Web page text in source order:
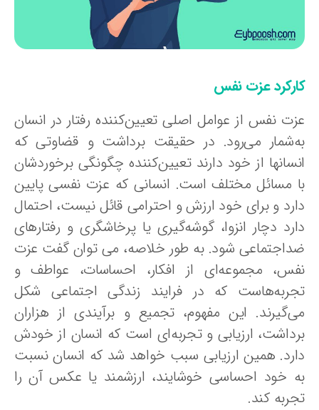
عزت نفس
نفس از عوامل اصلی تعیین‌کننده رفتار در انسان
می‌رود. در حقیقت برداشت و قضاوتی که
از خود دارند تعیین‌کننده چگونگی برخوردشان
مسائل مختلف است. انسانی که عزت نفسی پایین
و برای خود ارزش و احترامی قائل نیست، احتمال
دچار انزوا، گوشه‌گیری یا پرخاشگری و رفتارهای
شود. به طور خلاصه، می توان گفت عزت
مجموعه‌ای از افکار، احساسات، عواطف و
که در فرایند زندگی اجتماعی شکل
این مفهوم، تجمیع و برآیندی از هزاران
ارزیابی و تجربه‌ای است که انسان از خودش
همین ارزیابی سبب خواهد شد که انسان نسبت
خود احساسی خوشایند، ارزشمند یا عکس آن را
کند.